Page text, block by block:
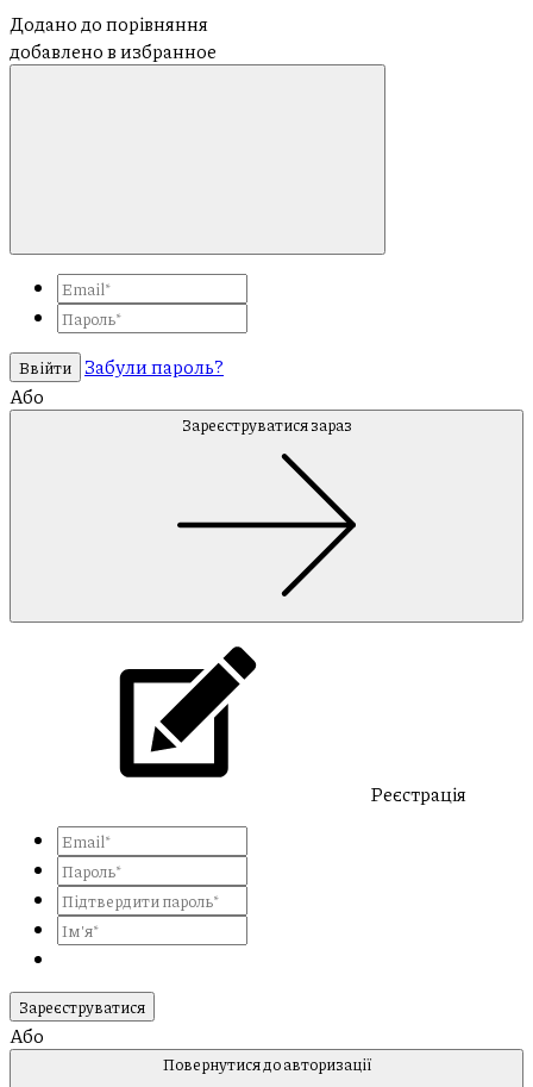
Додано до порівняння
добавлено в избранное
Ввійти
Забули пароль?
Або
Зареєструватися зараз
Реєстрація
Зареєструватися
Або
Повернутися до авторизації